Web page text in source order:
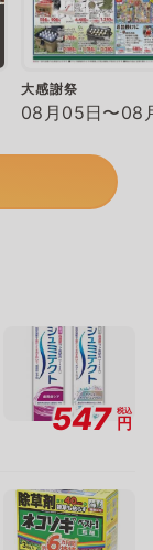
大感謝祭
08月05日〜08
547 税込
円